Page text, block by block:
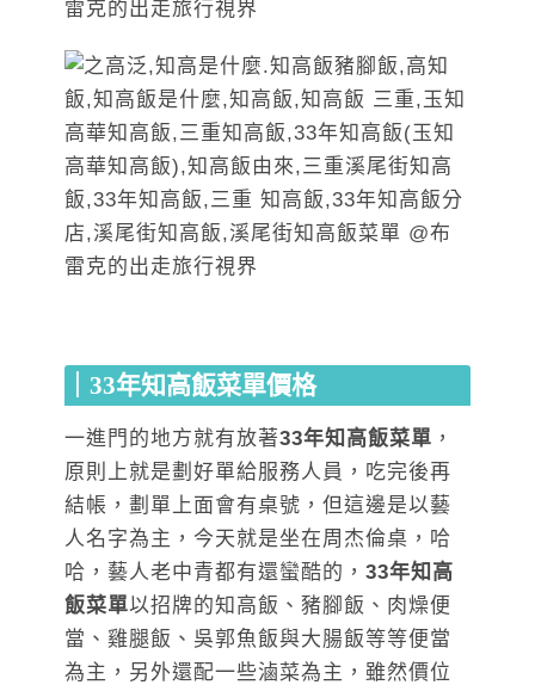
｜33年知高飯菜單價格
一進門的地方就有放著33年知高飯菜單 ，
原則上就是劃好單給服務人員，吃完後再
結帳，劃單上面會有桌號，但這邊是以藝
人名字為主，今天就是坐在周杰倫桌，哈
哈，藝人老中青都有還蠻酷的， 33年知高
飯菜單以招牌的知高飯、豬腳飯、肉燥便
當、雞腿飯、吳郭魚飯與大腸飯等等便當
為主，另外還配一些滷菜為主，雖然價位